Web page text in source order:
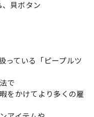
、貝ボタン
っている「ピープルツ
で
をかけてより多くの雇